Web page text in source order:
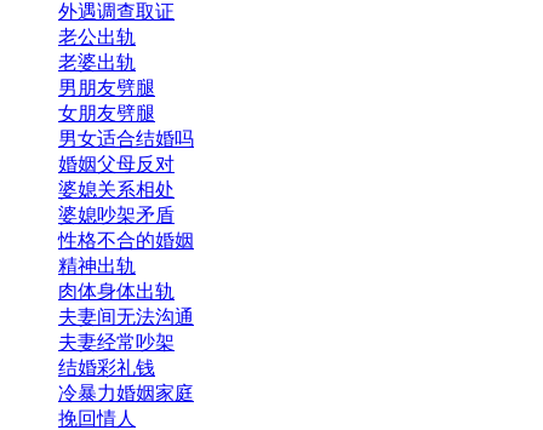
外遇调查取证
老公出轨
老婆出轨
男朋友劈腿
女朋友劈腿
男女适合结婚吗
婚姻父母反对
婆媳关系相处
婆媳吵架矛盾
性格不合的婚姻
精神出轨
肉体身体出轨
夫妻间无法沟通
夫妻经常吵架
结婚彩礼钱
冷暴力婚姻家庭
挽回情人